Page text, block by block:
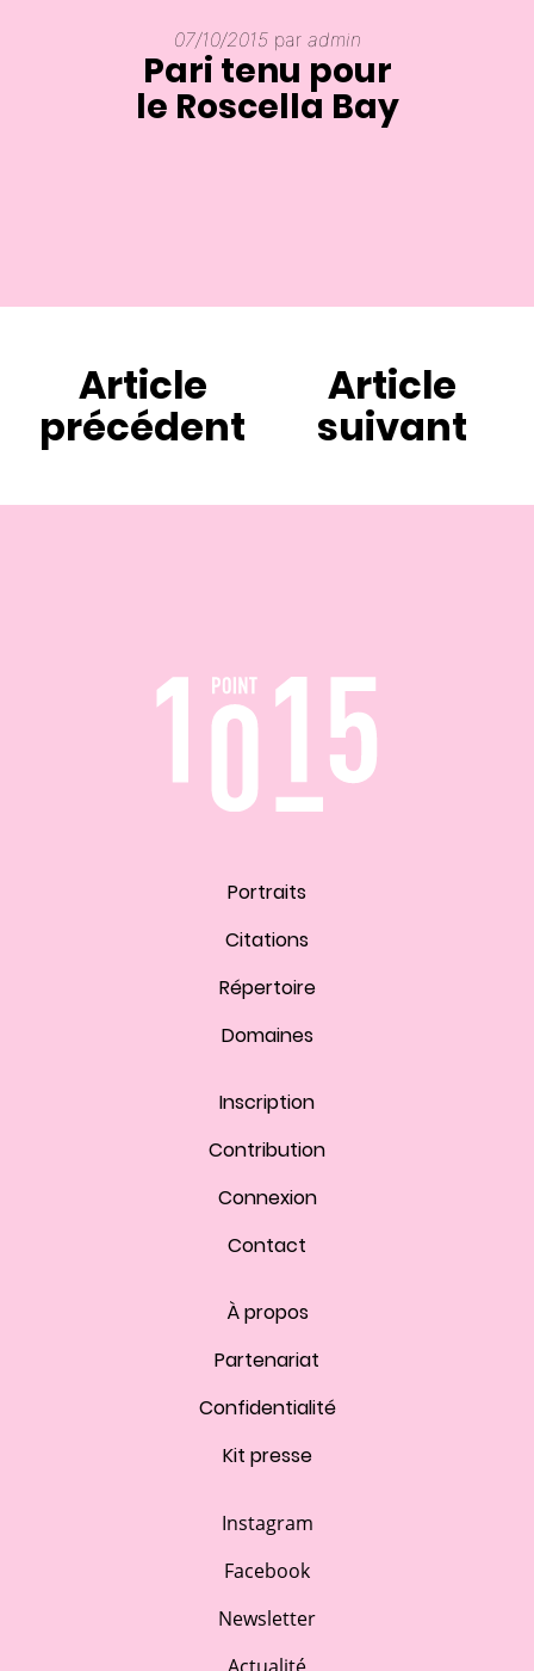
Pari tenu pour
le Roscella Bay
07/10/2015 par admin
Article
précédent
Article
suivant
Portraits
Citations
Répertoire
Domaines
Inscription
Contribution
Connexion
Contact
À propos
Partenariat
Confidentialité
Kit presse
Instagram
Facebook
Newsletter